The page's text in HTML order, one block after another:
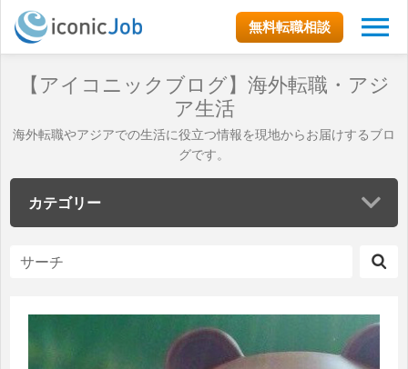
無料転職相談
【アイコニックブログ】海外転職・アジ
ア生活
海外転職やアジアでの生活に役立つ情報を現地からお届けするブロ
グです。
カテゴリー